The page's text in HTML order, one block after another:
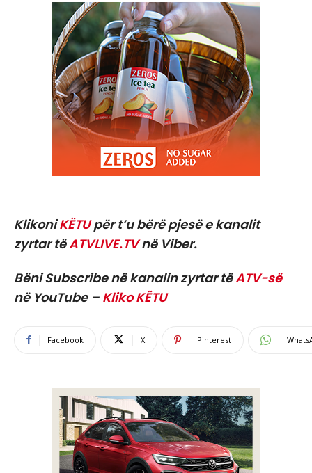
KlikoniKËTUpër t’u bërë pjesë e kanalit
zyrtar tëATVLIVE.TVnë Viber.
Bëni Subscribe në kanalin zyrtar tëATV-së
në YouTube – Kliko KËTU
Facebook X Pinterest